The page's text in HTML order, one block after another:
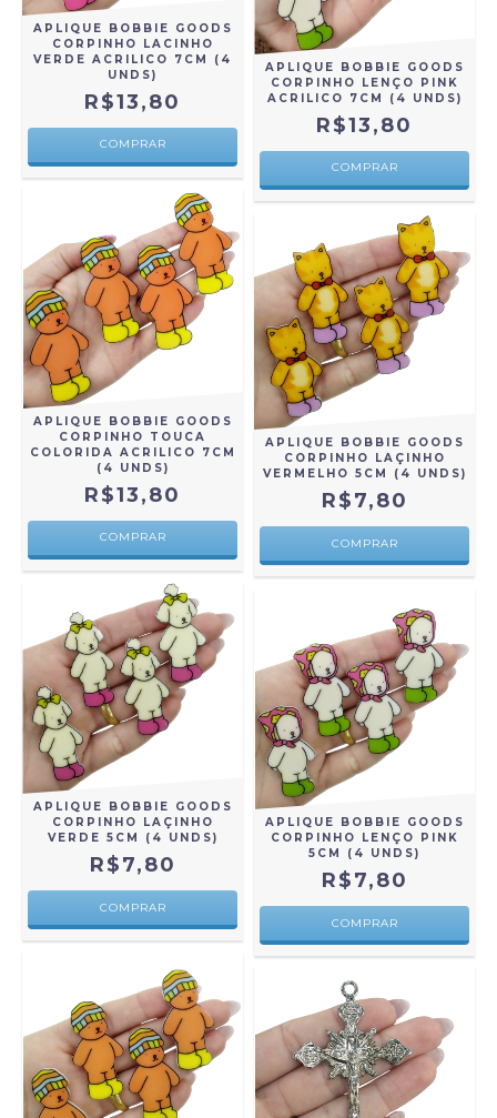
APLIQUE BOBBIE GOODS
CORPINHO LACINHO
VERDE ACRILICO 7CM (4
UNDS)
R$13,80
COMPRAR
APLIQUE BOBBIE GOODS
CORPINHO LENÇO PINK
ACRILICO 7CM (4 UNDS)
R$13,80
COMPRAR
APLIQUE BOBBIE GOODS
CORPINHO TOUCA
COLORIDA ACRILICO 7CM
(4 UNDS)
R$13,80
COMPRAR
APLIQUE BOBBIE GOODS
CORPINHO LAÇINHO
VERMELHO 5CM (4 UNDS)
R$7,80
APLIQUE BOBBIE GOODS
CORPINHO LAÇINHO
VERDE 5CM (4 UNDS)
R$7,80
APLIQUE BOBBIE GOODS
CORPINHO LENÇO PINK
5CM (4 UNDS)
R$7,80